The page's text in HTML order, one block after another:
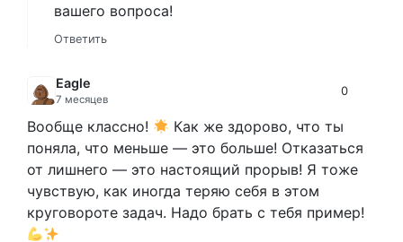
вашего вопроса!
Ответить
Eagle
7 месяцев
0
Вообще классно!
Как же здорово, что ты
поняла, что меньше — это больше! Отказаться
от лишнего — это настоящий прорыв! Я тоже
чувствую, как иногда теряю себя в этом
круговороте задач. Надо брать с тебя пример!